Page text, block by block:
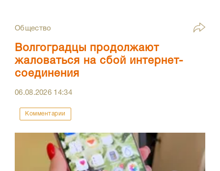
Общество
Волгоградцы продолжают
жаловаться на сбой интернет-
соединения
06.08.2026 14:34
Комментарии